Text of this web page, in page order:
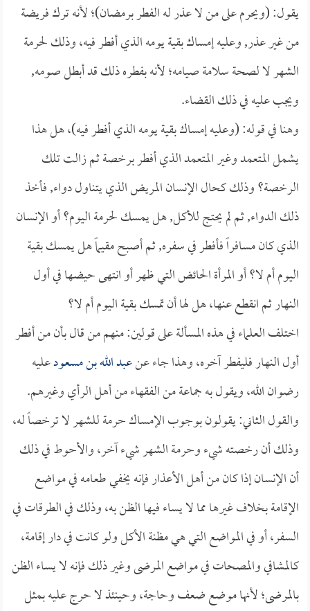
يقول: (ويحرم على من لا عذر له الفطر برمضان)؛ لأنه ترك فريضة
من غير عذر, وعليه إمساك بقية يومه الذي أفطر فيه، وذلك لحرمة
الشهر لا لصحة سلامة صيامه؛ لأنه بفطره ذلك قد أبطل صومه,
ويجب عليه في ذلك القضاء.
وهنا في قوله: (وعليه إمساك بقية يومه الذي أفطر فيه)، هل هذا
يشمل المتعمد وغير المتعمد الذي أفطر برخصة ثم زالت تلك
الرخصة؟ وذلك كحال الإنسان المريض الذي يتناول دواء, فأخذ
ذلك الدواء, ثم لم يحتج للأكل, هل يمسك لحرمة اليوم؟ أو الإنسان
الذي كان مسافراً فأفطر في سفره, ثم أصبح مقيماً هل يمسك بقية
اليوم أم لا؟ أو المرأة الحائض التي ظهر أو انتهى حيضها في أول
النهار ثم انقطع عنها، هل لها أن تمسك بقية اليوم أم لا؟
اختلف العلماء في هذه المسألة على قولين: منهم من قال بأن من أفطر
أول النهار فليفطر آخره، وهذا جاء عنعبد الله بن مسعودعليه
رضوان الله، ويقول به جماعة من الفقهاء من أهل الرأي وغيرهم.
والقول الثاني: يقولون بوجوب الإمساك حرمة للشهر لا ترخصاً له،
وذلك أن رخصته شيء وحرمة الشهر شيء آخر، والأحوط في ذلك
أن الإنسان إذا كان من أهل الأعذار فإنه يخفي طعامه في مواضع
الإقامة بخلاف غيرها مما لا يساء فيها الظن به، وذلك في الطرقات في
السفر، أو في المواضع التي هي مظنة الأكل ولو كانت في دار إقامة،
كالمشافي والمصحات في مواضع المرضى وغير ذلك فإنه لا يساء الظن
بالمرضى؛ لأنها موضع ضعف وحاجة، وحينئذ لا حرج عليه بمثل